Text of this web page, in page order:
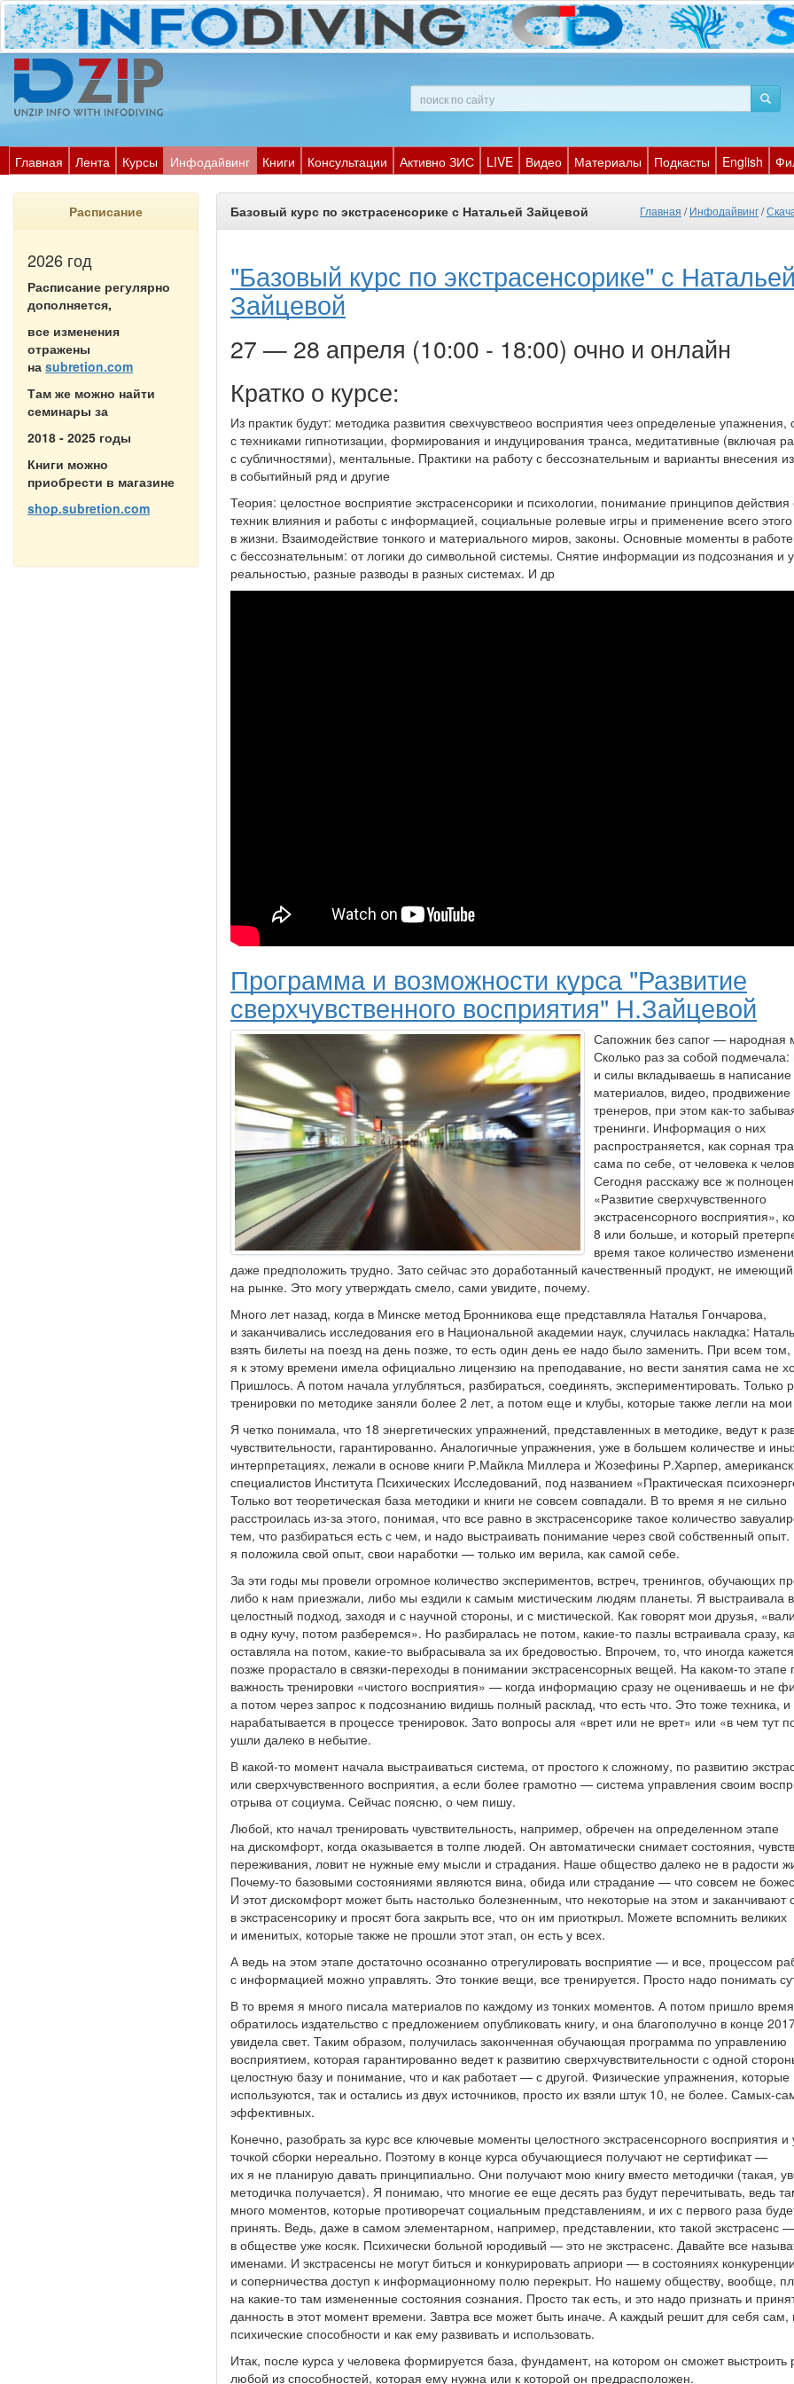
Главная Лента Курсы Инфодайвинг Книги Консультации Активно ЗИС LIVE Видео Материалы Подкасты English
Расписание
2026 год
Расписание регулярно
дополняется,
все изменения
отражены
на subretion.com
Там же можно найти
семинары за
2018 - 2025 годы
Книги можно
приобрести в магазине
shop.subretion.com
Базовый курс по экстрасенсорике с Натальей Зайцевой Главная /Инфодайвинг/
"Базовый курс по экстрасенсорике" с
Зайцевой
27 — 28 апреля (10:00 - 18:00) очно и онлайн
Кратко о курсе:
Из практик будут: методика развития свехчувствеоо восприятия чеез определеные упажнения,
с техниками гипнотизации, формирования и индуцирования транса, медитативные (включая
с субличностями), ментальные. Практики на работу с бессознательным и варианты внесения
в событийный ряд и другие
Теория: целостное восприятие экстрасенсорики и психологии, понимание принципов
техник влияния и работы с информацией, социальные ролевые игры и применение всего
в жизни. Взаимодействие тонкого и материального миров, законы. Основные моменты в работе
с бессознательным: от логики до символьной системы. Снятие информации из подсознания и
реальностью, разные разводы в разных системах. И др
Программа и возможности курса "Развитие
сверхчувственного восприятия" Н.Зайцевой
Сапожник без сапог — народная
Сколько раз за собой
и силы вкладываешь в написание
материалов, видео,
тренеров, при этом как-то
тренинги. Информация о них
распространяется, как сорная
сама по себе, от человека к
Сегодня расскажу все ж
«Развитие сверхчувственного
экстрасенсорного восприятия»,
8 или больше, и который
время такое количество
даже предположить трудно. Зато сейчас это доработанный качественный продукт, не
на рынке. Это могу утверждать смело, сами увидите, почему.
Много лет назад, когда в Минске метод Бронникова еще представляла Наталья Гончарова,
и заканчивались исследования его в Национальной академии наук, случилась накладка:
взять билеты на поезд на день позже, то есть один день ее надо было заменить. При всем том,
я к этому времени имела официально лицензию на преподавание, но вести занятия сама не
Пришлось. А потом начала углубляться, разбираться, соединять, экспериментировать. Только
тренировки по методике заняли более 2 лет, а потом еще и клубы, которые также легли на
Я четко понимала, что 18 энергетических упражнений, представленных в методике, ведут к
чувствительности, гарантированно. Аналогичные упражнения, уже в большем количестве и
интерпретациях, лежали в основе книги Р.Майкла Миллера и Жозефины Р.Харпер,
специалистов Института Психических Исследований, под названием «Практическая
Только вот теоретическая база методики и книги не совсем совпадали. В то время я не сильно
расстроилась из-за этого, понимая, что все равно в экстрасенсорике такое количество
тем, что разбираться есть с чем, и надо выстраивать понимание через свой собственный опыт.
я положила свой опыт, свои наработки — только им верила, как самой себе.
За эти годы мы провели огромное количество экспериментов, встреч, тренингов, обучающих
либо к нам приезжали, либо мы ездили к самым мистическим людям планеты. Я выстраивала
целостный подход, заходя и с научной стороны, и с мистической. Как говорят мои друзья,
в одну кучу, потом разберемся». Но разбиралась не потом, какие-то пазлы встраивала сразу,
оставляла на потом, какие-то выбрасывала за их бредовостью. Впрочем, то, что иногда
позже прорастало в связки-переходы в понимании экстрасенсорных вещей. На каком-то этапе
важность тренировки «чистого восприятия» — когда информацию сразу не оцениваешь и не
а потом через запрос к подсознанию видишь полный расклад, что есть что. Это тоже техника,
нарабатывается в процессе тренировок. Зато вопросы аля «врет или не врет» или «в чем тут
ушли далеко в небытие.
В какой-то момент начала выстраиваться система, от простого к сложному, по развитию
или сверхчувственного восприятия, а если более грамотно — система управления своим
отрыва от социума. Сейчас поясню, о чем пишу.
Любой, кто начал тренировать чувствительность, например, обречен на определенном этапе
на дискомфорт, когда оказывается в толпе людей. Он автоматически снимает состояния,
переживания, ловит не нужные ему мысли и страдания. Наше общество далеко не в радости
Почему-то базовыми состояниями являются вина, обида или страдание — что совсем не
И этот дискомфорт может быть настолько болезненным, что некоторые на этом и заканчивают
в экстрасенсорику и просят бога закрыть все, что он им приоткрыл. Можете вспомнить великих
и именитых, которые также не прошли этот этап, он есть у всех.
А ведь на этом этапе достаточно осознанно отрегулировать восприятие — и все, процессом
с информацией можно управлять. Это тонкие вещи, все тренируется. Просто надо понимать
В то время я много писала материалов по каждому из тонких моментов. А потом пришло
обратилось издательство с предложением опубликовать книгу, и она благополучно в конце
увидела свет. Таким образом, получилась законченная обучающая программа по управлению
восприятием, которая гарантированно ведет к развитию сверхчувствительности с одной
целостную базу и понимание, что и как работает — с другой. Физические упражнения, которые
используются, так и остались из двух источников, просто их взяли штук 10, не более. Самых-
эффективных.
Конечно, разобрать за курс все ключевые моменты целостного экстрасенсорного восприятия
точкой сборки нереально. Поэтому в конце курса обучающиеся получают не сертификат —
их я не планирую давать принципиально. Они получают мою книгу вместо методички (такая,
методичка получается). Я понимаю, что многие ее еще десять раз будут перечитывать, ведь
много моментов, которые противоречат социальным представлениям, и их с первого раза
принять. Ведь, даже в самом элементарном, например, представлении, кто такой экстрасенс
в обществе уже косяк. Психически больной юродивый — это не экстрасенс. Давайте все
именами. И экстрасенсы не могут биться и конкурировать априори — в состояниях
и соперничества доступ к информационному полю перекрыт. Но нашему обществу, вообще,
на какие-то там измененные состояния сознания. Просто так есть, и это надо признать и
данность в этот момент времени. Завтра все может быть иначе. А каждый решит для себя сам,
психические способности и как ему развивать и использовать.
Итак, после курса у человека формируется база, фундамент, на котором он сможет выстроить
любой из способностей, которая ему нужна или к которой он предрасположен.